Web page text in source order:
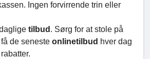
Ingen forvirrende trin eller
tilbud . Sørg for at stole på
de seneste onlinetilbud hver dag